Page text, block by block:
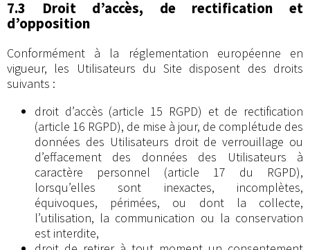
7.3 Droit d’accès, de rectification et
d’opposition
Conformément à la réglementation européenne en
vigueur, les Utilisateurs du Site disposent des droits
suivants :
droit d’accès (article 15 RGPD) et de rectification
(article 16 RGPD), de mise à jour, de complétude des
données des Utilisateurs droit de verrouillage ou
d’effacement des données des Utilisateurs à
caractère personnel (article 17 du RGPD),
lorsqu’elles sont inexactes, incomplètes,
équivoques, périmées, ou dont la collecte,
l’utilisation, la communication ou la conservation
est interdite,